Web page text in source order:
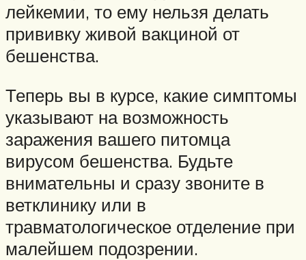
лейкемии, то ему нельзя делать
прививку живой вакциной от
бешенства.
Теперь вы в курсе, какие симптомы
указывают на возможность
заражения вашего питомца
вирусом бешенства. Будьте
внимательны и сразу звоните в
ветклинику или в
травматологическое отделение при
малейшем подозрении.